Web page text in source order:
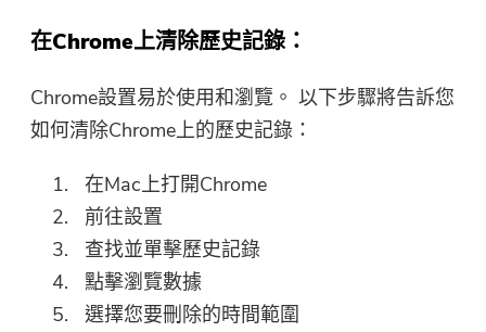
在Chrome上清除歷史記錄：
Chrome設置易於使用和瀏覽。 以下步驟將告訴您
如何清除Chrome上的歷史記錄：
在Mac上打開Chrome
前往設置
查找並單擊歷史記錄
點擊瀏覽數據
選擇您要刪除的時間範圍